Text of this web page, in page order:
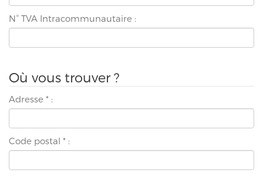
N° TVA Intracommunautaire :
Où vous trouver ?
Adresse * :
Code postal * :